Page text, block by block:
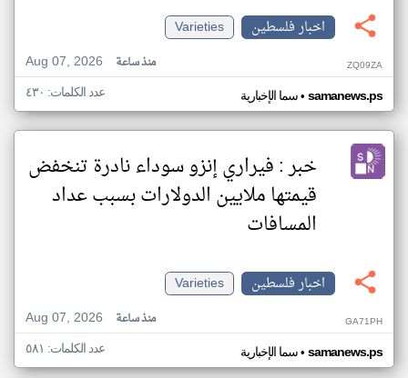
اخبار فلسطين
Varieties
Aug 07, 2026
منذ ساعة ZQ09ZA
سما الإخبارية• samanews.ps عدد الكلمات: ٤٣٠
خبر : فيراري إنزو سوداء نادرة تنخفض
قيمتها ملايين الدولارات بسبب عداد
المسافات
اخبار فلسطين
Varieties
Aug 07, 2026
منذ ساعة GA71PH
سما الإخبارية• samanews.ps عدد الكلمات: ٥٨١